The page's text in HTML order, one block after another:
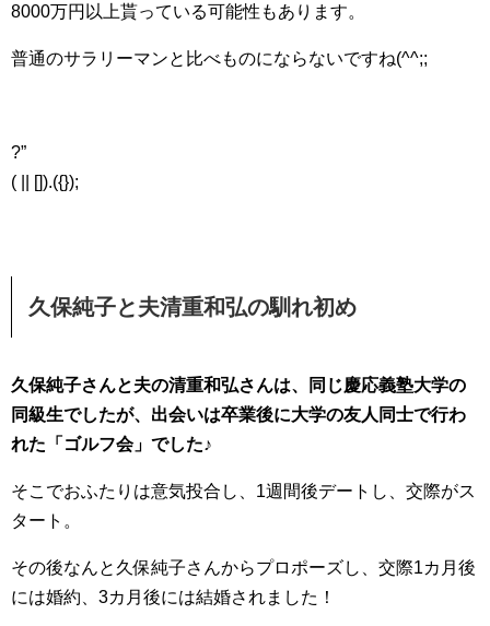
8000万円以上貰っている可能性もあります。
普通のサラリーマンと比べものにならないですね(^^;;
?”
( || []).({});
久保純子と夫清重和弘の馴れ初め
久保純子さんと夫の清重和弘さんは、同じ慶応義塾大学の
同級生でしたが、出会いは卒業後に大学の友人同士で行わ
れた「ゴルフ会」でした♪
そこでおふたりは意気投合し、1週間後デートし、交際がス
タート。
その後なんと久保純子さんからプロポーズし、交際1カ月後
には婚約、3カ月後には結婚されました！